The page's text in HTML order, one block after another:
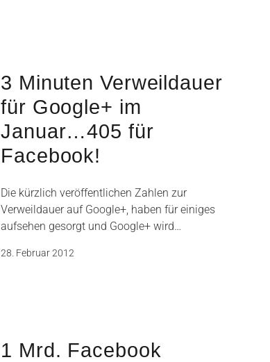
3 Minuten Verweildauer
für Google+ im
Januar…405 für
Facebook!
Die kürzlich veröffentlichen Zahlen zur
Verweildauer auf Google+, haben für einiges
aufsehen gesorgt und Google+ wird…
28. Februar 2012
1 Mrd. Facebook